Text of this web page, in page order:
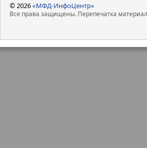
© 2026«МФД-ИнфоЦентр»
Все права защищены. Перепечатка